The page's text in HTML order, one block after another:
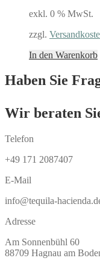
exkl. 0 % MwSt.
zzgl.
In den Warenkorb
Haben Sie
Wir beraten
Telefon
+49 171 2087407
E-Mail
info@tequila-
Adresse
Am Sonnenbühl 60
88709 Hagnau am